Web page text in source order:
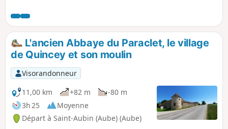
villages au Nord de ceux-ci, la flore
selon saison, et la faune sauvage !
Attention ça monte un peu !
L'ancien Abbaye du Paraclet, le village
de Quincey et son moulin
Visorandonneur
11,00 km
+82 m
-80 m
3h 25
Moyenne
Départ à Saint-Aubin (Aube) (Aube)